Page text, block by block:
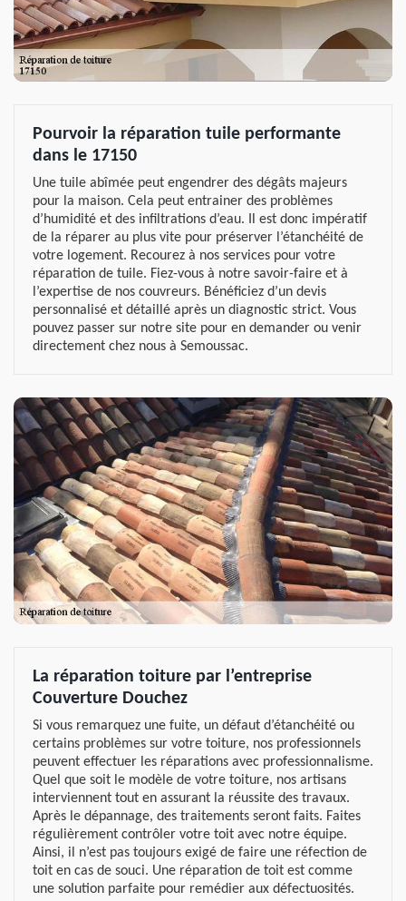
Pourvoir la réparation tuile performante
dans le 17150
Une tuile abîmée peut engendrer des dégâts majeurs
pour la maison. Cela peut entrainer des problèmes
d’humidité et des infiltrations d’eau. Il est donc impératif
de la réparer au plus vite pour préserver l’étanchéité de
votre logement. Recourez à nos services pour votre
réparation de tuile. Fiez-vous à notre savoir-faire et à
l’expertise de nos couvreurs. Bénéficiez d’un devis
personnalisé et détaillé après un diagnostic strict. Vous
pouvez passer sur notre site pour en demander ou venir
directement chez nous à Semoussac.
La réparation toiture par l’entreprise
Couverture Douchez
Si vous remarquez une fuite, un défaut d’étanchéité ou
certains problèmes sur votre toiture, nos professionnels
peuvent effectuer les réparations avec professionnalisme.
Quel que soit le modèle de votre toiture, nos artisans
interviennent tout en assurant la réussite des travaux.
Après le dépannage, des traitements seront faits. Faites
régulièrement contrôler votre toit avec notre équipe.
Ainsi, il n’est pas toujours exigé de faire une réfection de
toit en cas de souci. Une réparation de toit est comme
une solution parfaite pour remédier aux défectuosités.